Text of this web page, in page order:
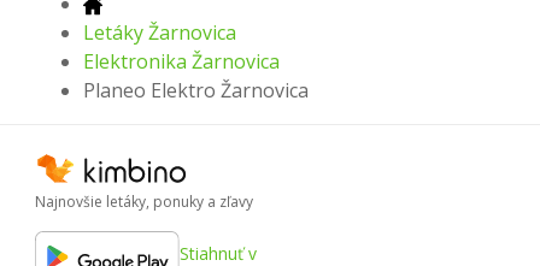
Letáky Žarnovica
Elektronika Žarnovica
Planeo Elektro Žarnovica
Najnovšie letáky, ponuky a zľavy
Stiahnuť v